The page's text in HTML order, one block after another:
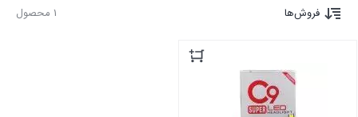
1 محصول فروش‌ها